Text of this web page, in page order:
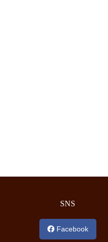
SNS
Facebook